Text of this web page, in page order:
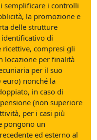
semplificare i controlli
la promozione e
delle strutture
di
compresi gli
locazione per finalità
per il suo
euro) nonché la
in caso di
(non superiore
per i casi più
pongono un
ed esterno al